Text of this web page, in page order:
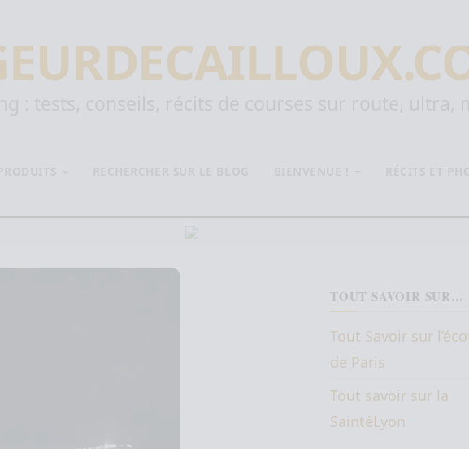
TOUT SAVOIR SUR…
Tout Savoir sur
de Paris
Tout savoir sur la
SaintéLyon